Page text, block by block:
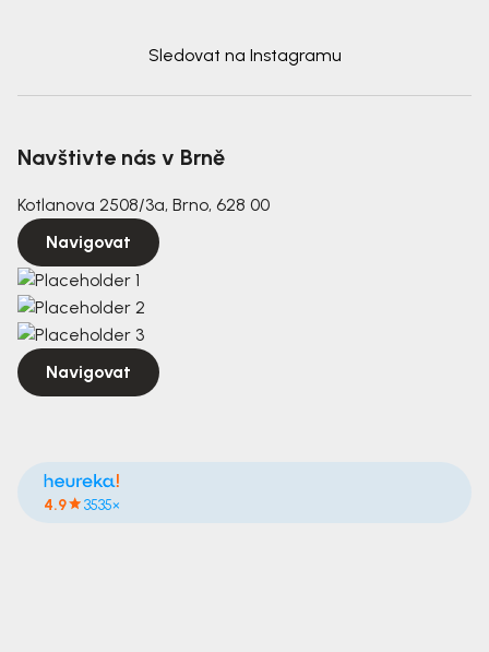
Sledovat na Instagramu
Navštivte nás v Brně
Kotlanova 2508/3a, Brno, 628 00
Navigovat
Navigovat
4.9 3535×